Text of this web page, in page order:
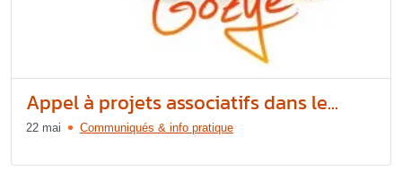
Appel à projets associatifs dans le...
22 mai Communiqués & info pratique